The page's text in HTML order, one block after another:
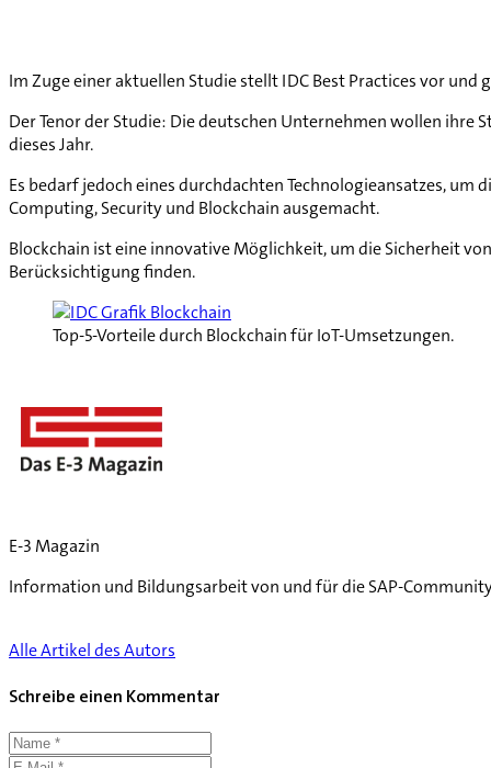
Im Zuge einer aktuellen Studie stellt IDC Best Practices vor
Der Tenor der Studie: Die deutschen Unternehmen wollen
dieses Jahr.
Es bedarf jedoch eines durchdachten Technologieansatzes,
Computing, Security und Blockchain ausgemacht.
Blockchain ist eine innovative Möglichkeit, um die Sicherheit
Berücksichtigung finden.
Top-5-Vorteile durch Blockchain für IoT-Umsetzungen.
E-3 Magazin
Information und Bildungsarbeit von und für die SAP-
Alle Artikel des Autors
Schreibe einen Kommentar